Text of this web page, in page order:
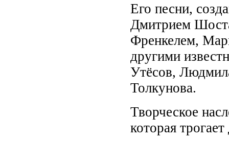
Его песни,
Дмитрием
Френкелем,
другими
Утёсов,
Толкунова.
Творческое
которая